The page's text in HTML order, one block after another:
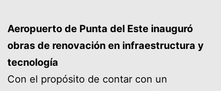
Aeropuerto de Punta del Este inauguró
obras de renovación en infraestructura y
tecnología
Con el propósito de contar con un